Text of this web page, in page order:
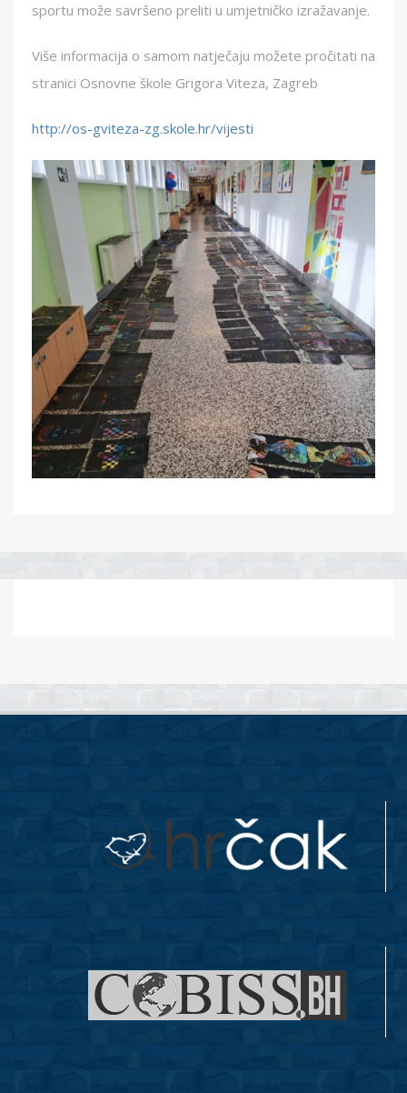
sportu može savršeno preliti u umjetničko izražavanje.
Više informacija o samom natječaju možete pročitati na
stranici Osnovne škole Grigora Viteza, Zagreb
http://os-gviteza-zg.skole.hr/vijesti